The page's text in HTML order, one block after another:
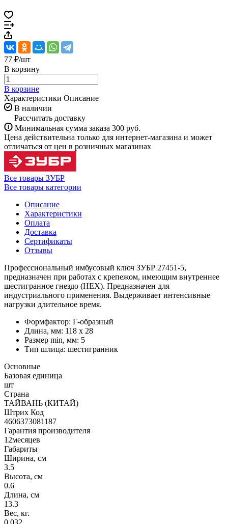
77 ₽/шт
В корзину
В корзине
Характеристики Описание
В наличии
Рассчитать доставку
Минимальная сумма заказа 300 руб.
Цена действительна только для интернет-магазина и может
отличаться от цен в розничных магазинах
Все товары ЗУБР
Все товары категории
Описание
Характеристики
Оплата
Доставка
Сертификаты
Отзывы
Профессиональный имбусовый ключ ЗУБР 27451-5,
предназначен при работах с крепежом, имеющим внутреннее
шестигранное гнездо (HEX). Предназначен для
индустриального применения. Выдерживает интенсивные
нагрузки длительное время.
Формфактор: Г-образный
Длина, мм: 118 х 28
Размер min, мм: 5
Тип шлица: шестигранник
Основные
Базовая единица
шт
Страна
ТАЙВАНЬ (КИТАЙ)
Штрих Код
4606373081187
Гарантия производителя
12месяцев
Габариты
Ширина, см
3.5
Высота, см
0.6
Длина, см
13.3
Вес, кг.
0.032